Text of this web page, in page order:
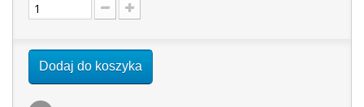
Dodaj do koszyka